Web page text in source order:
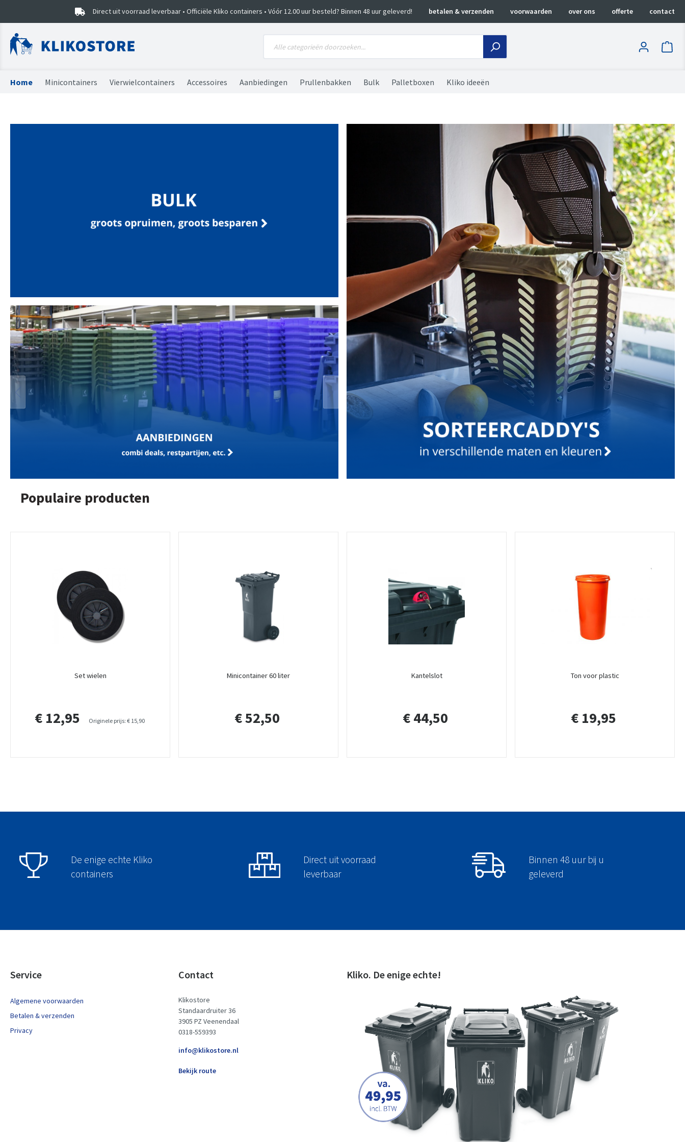
Direct uit voorraad leverbaar • Officiële Kliko containers • Vóór 12.00 uur besteld? Binnen 48 uur geleverd! betalen & verzenden voorwaarden over ons offerte contact
Home Minicontainers Vierwielcontainers Accessoires Aanbiedingen Prullenbakken Bulk Palletboxen Kliko ideeën
Populaire producten
Set wielen
€ 12,95 Originele prijs: € 15,90
Minicontainer 60 liter
€ 52,50
Kantelslot
€ 44,50
Ton voor plastic
€ 19,95
De enige echte Kliko
containers
Direct uit voorraad
leverbaar
Binnen 48 uur bij u
geleverd
Service
Algemene voorwaarden
Betalen & verzenden
Privacy
Contact
Klikostore
Standaardruiter 36
3905 PZ Veenendaal
0318-559393
info@klikostore.nl
Bekijk route
Kliko. De enige echte!